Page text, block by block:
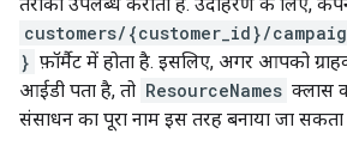
customers/{customer_id}/
} फ़ॉर्मैट में होता है. इसलिए, अगर आपको
आईडी पता है, तो ResourceNames क्लास
संसाधन का पूरा नाम इस तरह बनाया जा सकता